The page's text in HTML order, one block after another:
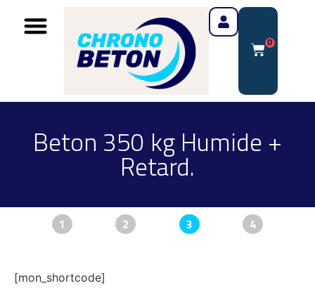
0
Beton 350 kg Humide +
Retard.
1 2 3 4
[mon_shortcode]